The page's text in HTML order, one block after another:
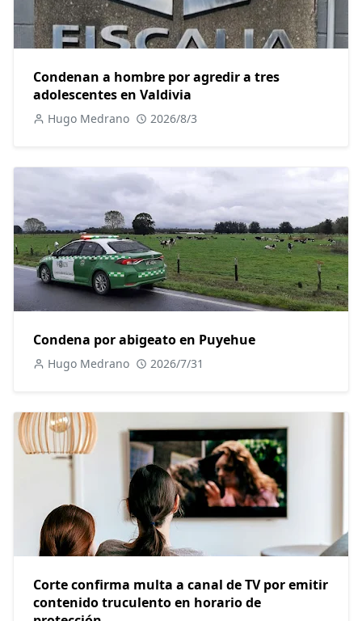
Condenan a hombre por agredir a tres
adolescentes en Valdivia
Hugo Medrano 2026/8/3
Condena por abigeato en Puyehue
Hugo Medrano 2026/7/31
Corte confirma multa a canal de TV por emitir
contenido truculento en horario de